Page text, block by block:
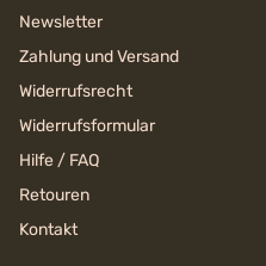
Newsletter
Zahlung und Versand
Widerrufsrecht
Widerrufsformular
Hilfe / FAQ
Retouren
Kontakt